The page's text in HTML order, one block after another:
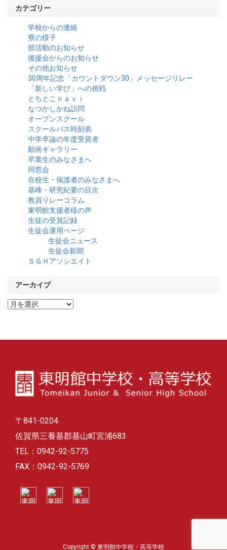
カテゴリー
学校からの連絡
寮の様子
部活動のお知らせ
後援会からのお知らせ
その他お知らせ
30周年記念「カウントダウン30」メッセージリレー
「新しい学び」への挑戦
とちとこｎａｖｉ
なつかしかね訪問
オープンスクール
スクールバス時刻表
中学卒論の年度受賞者
動画ギャラリー
卒業生のみなさまへ
同窓会
在校生・保護者のみなさまへ
基峰・研究紀要の目次
教員リレーコラム
東明館支援者様の声
生徒の受賞記録
生徒会運用ページ
生徒会ニュース
生徒会新聞
ＳＧＨアソシエイト
アーカイブ
ア
〒841-0204
佐賀県三養基郡基山町宮浦683
TEL：0942-92-5775
FAX：0942-92-5769
Copyright © 東明館中学校・高等学校